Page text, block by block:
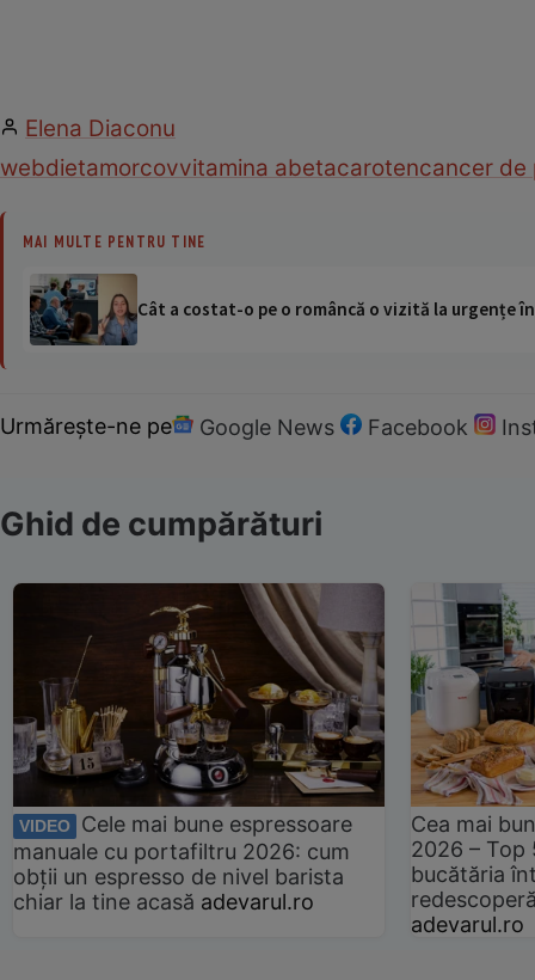
Elena Diaconu
webdietamorcovvitamina abetacarotencancer de
MAI MULTE PENTRU TINE
Cât a costat-o pe o româncă o vizită la urgențe
Urmărește-ne pe Google News Facebook
Ghid de cumpărături
VIDEO
Cele mai bune espressoare
manuale cu portafiltru 2026: cum
obții un espresso de nivel barista
chiar la tine acasă adevarul.ro
Cea mai
2026 –
bucătăria
adevarul.ro